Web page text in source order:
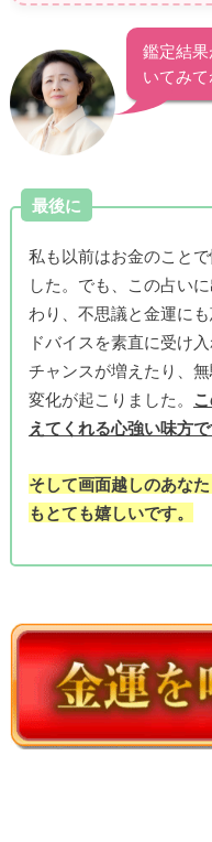
鑑定結
いてみて
最後に
私も以前はお金のこと
した。でも、この占い
わり、不思議と金運に
ドバイスを素直に受け
チャンスが増えたり、
変化が起こりました。
えてくれる心強い味方
そして画面越しのあなた
もとても嬉しいです。